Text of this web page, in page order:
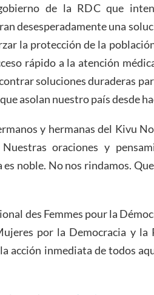
de la RDC que
desesperadamente una
la protección de la
rápido a la atención
soluciones duraderas
asolan nuestro país desde
y hermanas del Kivu
oraciones y
noble. No nos rindamos.
des Femmes pour la
por la Democracia y la
acción inmediata de todos